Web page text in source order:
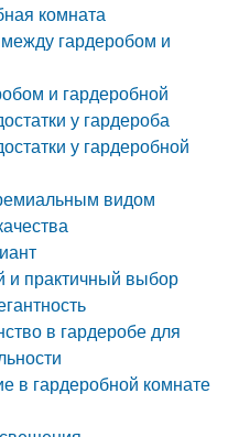
комната
гардеробом и
и гардеробной
у гардероба
у гардеробной
видом
и практичный выбор
в гардеробе для
в гардеробной комнате